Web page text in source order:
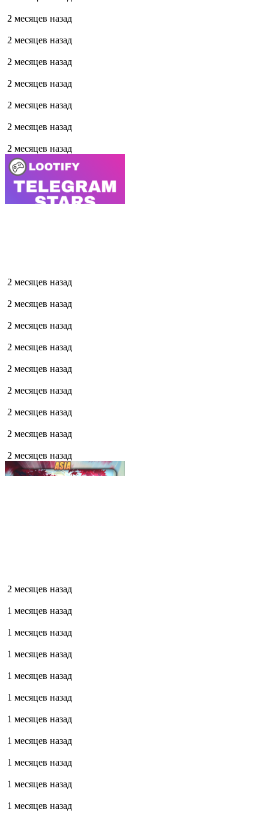
2 месяцев назад
2 месяцев назад
2 месяцев назад
2 месяцев назад
2 месяцев назад
2 месяцев назад
2 месяцев назад
2 месяцев назад
2 месяцев назад
2 месяцев назад
2 месяцев назад
2 месяцев назад
2 месяцев назад
2 месяцев назад
2 месяцев назад
2 месяцев назад
2 месяцев назад
1 месяцев назад
1 месяцев назад
1 месяцев назад
1 месяцев назад
1 месяцев назад
1 месяцев назад
1 месяцев назад
1 месяцев назад
1 месяцев назад
1 месяцев назад